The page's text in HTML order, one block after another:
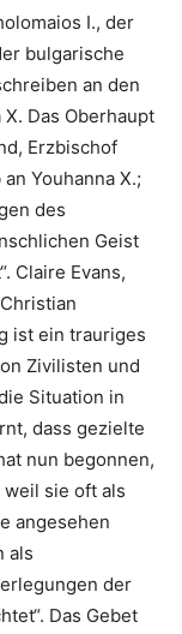
I., der
bulgarische
an den
Das Oberhaupt
Erzbischof
Youhanna X.;
des
Geist
Claire Evans,
ist ein trauriges
Zivilisten und
Situation in
dass gezielte
nun begonnen,
sie oft als
angesehen
als
der
Das Gebet